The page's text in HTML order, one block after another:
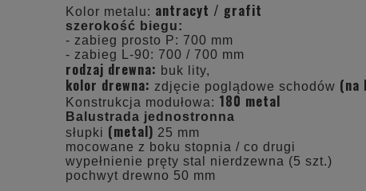
Kolor metalu: antracyt / grafit
szerokość biegu:
- zabieg prosto P: 700 mm
- zabieg L-90: 700 / 700 mm
rodzaj drewna: buk lity,
kolor drewna: zdjęcie poglądowe schodów (na
Konstrukcja modułowa: 180 metal
Balustrada jednostronna
słupki (metal) 25 mm
mocowane z boku stopnia / co drugi
wypełnienie pręty stal nierdzewna (5 szt.)
pochwyt drewno 50 mm